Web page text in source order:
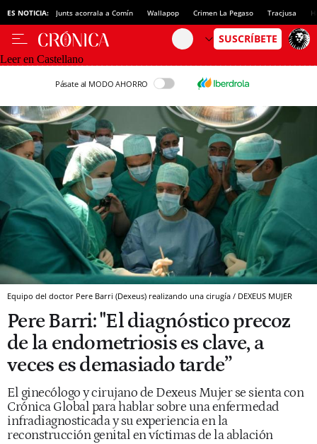
ES NOTICIA: Junts acorrala a Comín Wallapop Crimen La Pegaso Tracjusa
Leer en Castellano
Pásate al MODO AHORRO
Equipo del doctor Pere Barri (Dexeus) realizando una cirugía / DEXEUS MUJER
Pere Barri: "El diagnóstico precoz
de la endometriosis es clave, a
veces es demasiado tarde”
El ginecólogo y cirujano de Dexeus Mujer se sienta con
Crónica Global para hablar sobre una enfermedad
infradiagnosticada y su experiencia en la
reconstrucción genital en víctimas de la ablación